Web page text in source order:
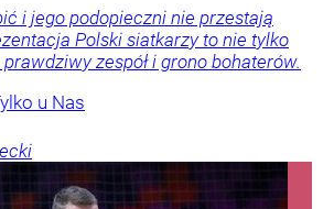
i jego podopieczni nie przestają
Polski siatkarzy to nie tylko
zespół i grono bohaterów.
u Nas